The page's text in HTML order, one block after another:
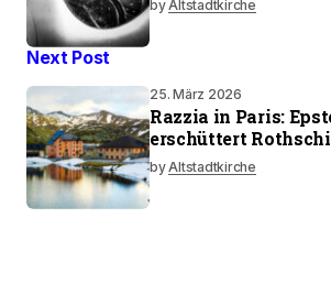
byAltstadtkirche
Next Post
25. März 2026
Razzia in Paris:
erschüttert
byAltstadtkirche